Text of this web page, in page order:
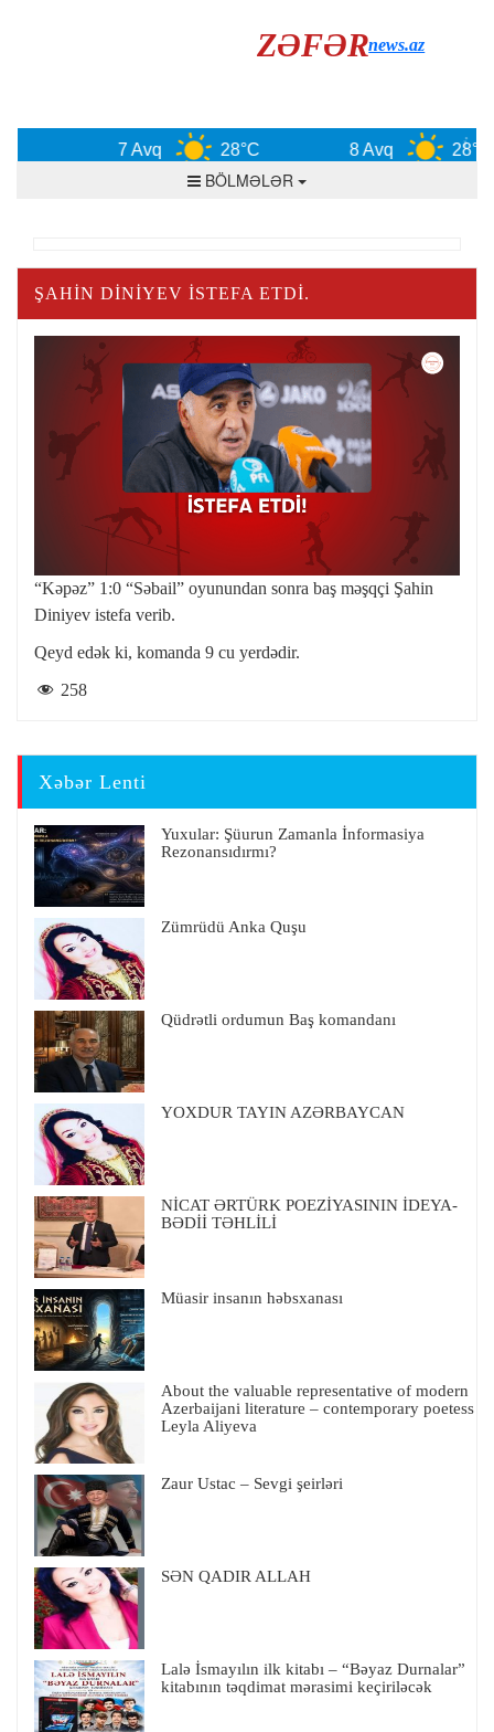
ZƏFƏRnews.az
7 Avq 28°C 8 Avq 28°C
BÖLMƏLƏR
ŞAHIN DINIYEV ISTEFA ETDI.
“Kəpəz” 1:0 “Səbail” oyunundan sonra baş məşqçi Şahin
Diniyev istefa verib.
Qeyd edək ki, komanda 9 cu yerdədir.
258
Xəbər Lenti
Yuxular: Şüurun Zamanla İnformasiya
Rezonansıdırmı?
Zümrüdü Anka Quşu
Qüdrətli ordumun Baş komandanı
YOXDUR TAYIN AZƏRBAYCAN
NİCAT ƏRTÜRK POEZİYASININ İDEYA-
BƏDİİ TƏHLİLİ
Müasir insanın həbsxanası
About the valuable representative of modern
Azerbaijani literature – contemporary poetess
Leyla Aliyeva
Zaur Ustac – Sevgi şeirləri
SƏN QADIR ALLAH
Lalə İsmayılın ilk kitabı – “Bəyaz Durnalar”
kitabının təqdimat mərasimi keçiriləcək